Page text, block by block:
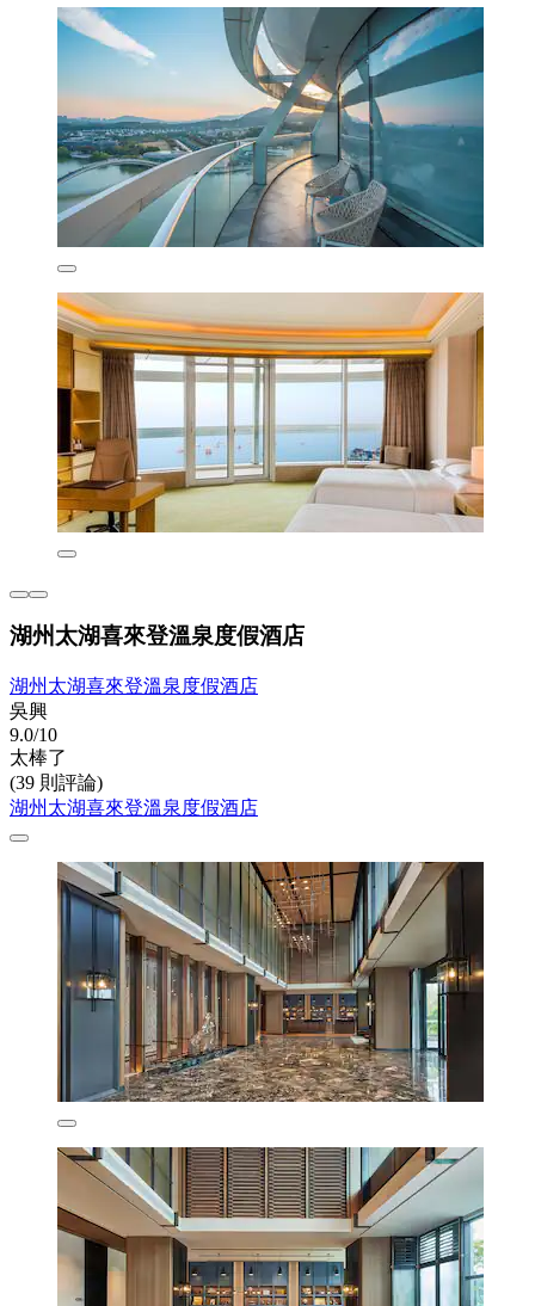
湖州太湖喜來登溫泉度假酒店
湖州太湖喜來登溫泉度假酒店
吳興
9.0/10
太棒了
(39 則評論)
湖州太湖喜來登溫泉度假酒店